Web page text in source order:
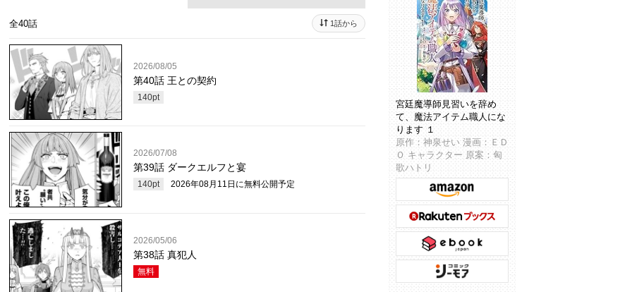
全40話 1話から
2026/08/05
第40話 王との契約
140pt
2026/07/08
第39話 ダークエルフと宴
140pt 2026年08月11日 に無料公開予定
2026/05/06
第38話 真犯人
無料
宮廷魔導師見習いを辞め
て、魔法アイテム職人にな
ります １
原作：神泉せい 漫画：ＥＤ
Ｏ キャラクター 原案：匈
歌ハトリ